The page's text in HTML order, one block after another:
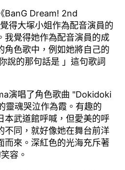
BanG Dream! 2nd
得大塚小姐作為配音演員的
我覺得她作為配音演員的成
角色歌中，例如她將自己的
說的那句話是 」這句歌詞
演唱了角色歌曲 "Dokidoki
靈魂哭泣作為霞。有趣的
本武道館呼喊，但愛美的呼
不同，就好像她在舞台前洋
而來。深紅色的光海充斥著
容。